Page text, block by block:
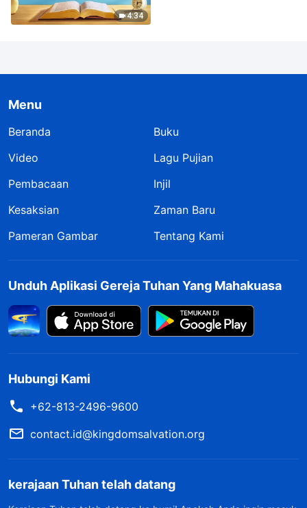
4:34
Menu
Beranda
Buku
Video
Lagu Pujian
Pembacaan
Injil
Kesaksian
Zaman Baru
Pameran Gambar
Tentang Kami
Unduh Aplikasi Gereja Tuhan Yang Mahakuasa
Hubungi Kami
+62-813-2496-9600
contact.id@kingdomsalvation.org
kerajaan Tuhan telah datang